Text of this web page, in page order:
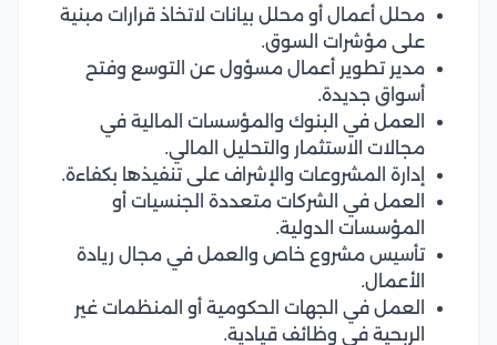
محلل أعمال أو محلل بيانات لاتخاذ قرارات مبنية
على مؤشرات السوق.
مدير تطوير أعمال مسؤول عن التوسع وفتح
أسواق جديدة.
العمل في البنوك والمؤسسات المالية في
مجالات الاستثمار والتحليل المالي.
إدارة المشروعات والإشراف على تنفيذها بكفاءة.
العمل في الشركات متعددة الجنسيات أو
المؤسسات الدولية.
تأسيس مشروع خاص والعمل في مجال ريادة
الأعمال.
العمل في الجهات الحكومية أو المنظمات غير
الربحية في وظائف قيادية.